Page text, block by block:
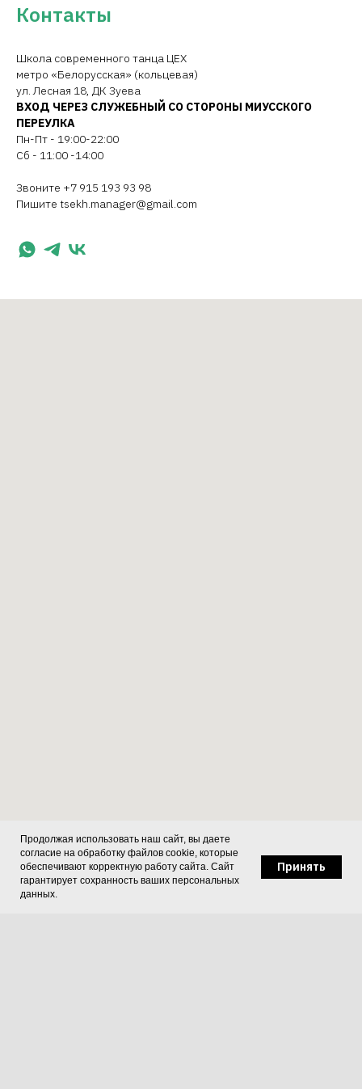
Контакты
Школа современного танца ЦЕХ
метро «Белорусская» (кольцевая)
ул. Лесная 18, ДК Зуева
ВХОД ЧЕРЕЗ СЛУЖЕБНЫЙ СО СТОРОНЫ МИУССКОГО
ПЕРЕУЛКА
Пн-Пт - 19:00-22:00
Сб - 11:00 -14:00
Звоните +7 915 193 93 98
Пишите tsekh.manager@gmail.com
Продолжая использовать наш сайт, вы даете
согласие на обработку файлов cookie, которые
обеспечивают корректную работу сайта. Сайт
гарантирует сохранность ваших персональных
данных.
Принять